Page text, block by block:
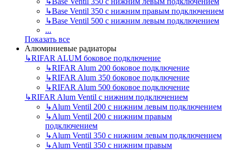
↳Base Ventil 350 с нижним правым подключением
↳Base Ventil 500 с нижним левым подключением
...
Показать все
Алюминиевые радиаторы
↳RIFAR ALUM боковое подключение
↳RIFAR Alum 200 боковое подключение
↳RIFAR Alum 350 боковое подключение
↳RIFAR Alum 500 боковое подключение
↳RIFAR Alum Ventil с нижним подключением
↳Alum Ventil 200 с нижним левым подключением
↳Alum Ventil 200 с нижним правым
подключением
↳Alum Ventil 350 с нижним левым подключением
↳Alum Ventil 350 с нижним правым